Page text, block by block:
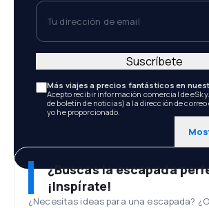
Tu dirección de email
Más viajes a precios fantásticos en
Acepto recibir información comercial de
de boletín de noticias) a la dirección de
yo he proporcionado.
Suscríbete
¿Buscas la escapada
¡Inspírate!
¿Necesitas ideas para una escapada?